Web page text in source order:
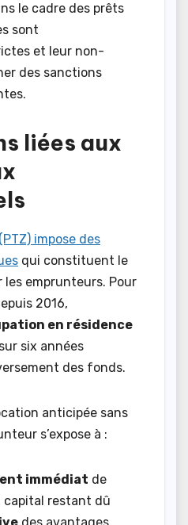
le cadre des prêts
sont
et leur non-
des sanctions
liées aux
impose des
qui constituent le
les emprunteurs. Pour
2016,
en résidence
six années
des fonds.
anticipée sans
s’expose à :
immédiat de
capital restant dû